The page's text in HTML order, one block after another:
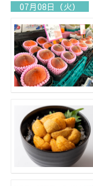
07月08日（火）